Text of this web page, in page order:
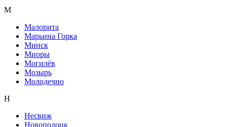
М
Малорита
Марьина Горка
Минск
Миоры
Могилёв
Мозырь
Молодечно
Н
Несвиж
Новополоцк